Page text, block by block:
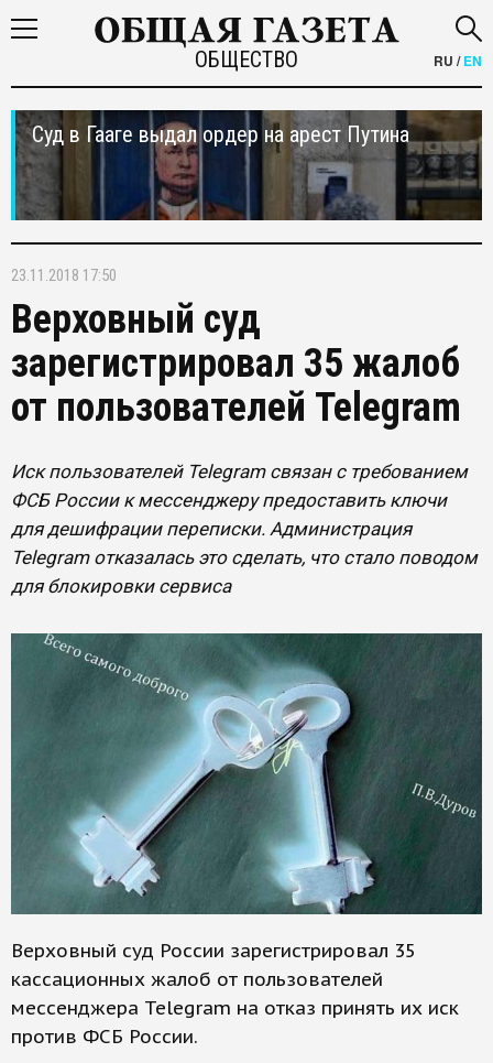
ОБЩЕСТВО RU /EN
Суд в Гааге выдал ордер на арест Путина
23.11.2018 17:50
Верховный суд
зарегистрировал 35 жалоб
от пользователей Telegram
Иск пользователей Telegram связан с требованием
ФСБ России к мессенджеру предоставить ключи
для дешифрации переписки. Администрация
Telegram отказалась это сделать, что стало поводом
для блокировки сервиса
Верховный суд России зарегистрировал 35
кассационных жалоб от пользователей
мессенджера Telegram на отказ принять их иск
против ФСБ России.